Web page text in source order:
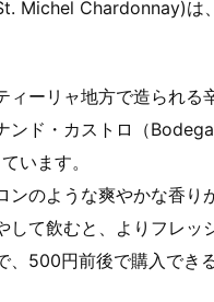
Michel Chardonnay)は、
ーリャ地方で造られる
ンド・カストロ（
います。
ンのような爽やかな香り
て飲むと、よりフレッ
、500円前後で購入でき
軽井沢高原ビー
ル 2025年限定
月桂冠 ア
本酒5.0 :
: 月桂冠